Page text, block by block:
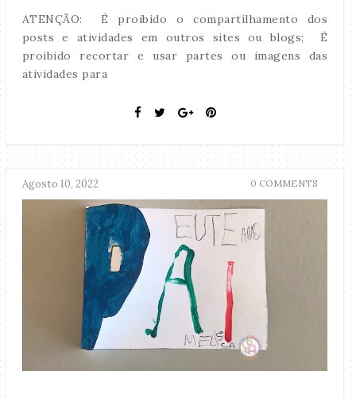
ATENÇÃO: É proibido o compartilhamento dos
posts e atividades em outros sites ou blogs; É
proibido recortar e usar partes ou imagens das
atividades para
Agosto 10, 2022 0 COMMENTS